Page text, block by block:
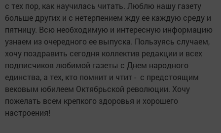
с тех пор, как научилась читать. Люблю нашу газету
больше других и с нетерпением жду ее каждую среду и
пятницу. Всю необходимую и интересную информацию
узнаем из очередного ее выпуска. Пользуясь случаем,
хочу поздравить сегодня коллектив редакции и всех
подписчиков любимой газеты с Днем народного
единства, а тех, кто помнит и чтит - с предстоящим
вековым юбилеем Октябрьской революции. Хочу
пожелать всем крепкого здоровья и хорошего
настроения!